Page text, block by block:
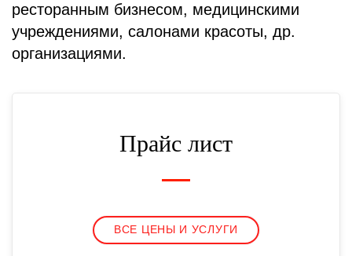
ресторанным бизнесом, медицинскими
учреждениями, салонами красоты, др.
организациями.
Прайс лист
ВСЕ ЦЕНЫ И УСЛУГИ